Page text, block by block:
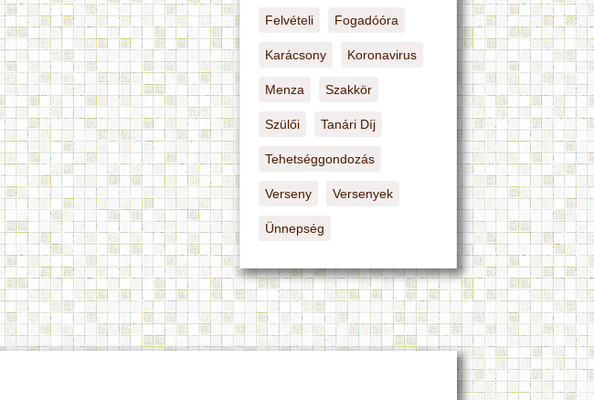
Felvételi Fogadóóra
Karácsony Koronavirus
Menza Szakkör
Szülői Tanári Díj
Tehetséggondozás
Verseny Versenyek
Ünnepség